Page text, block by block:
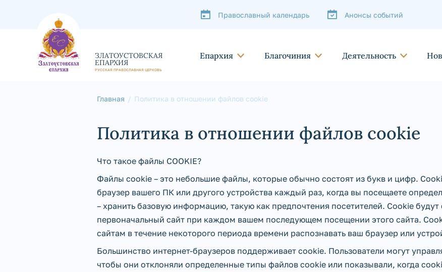
Православный календарь Анонсы событий
ЗЛАТОУСТОВСКАЯ
ЕПАРХИЯ
РУССКАЯ ПРАВОСЛАВНАЯ ЦЕРКОВЬ
Епархия Благочиния Деятельность
Главная Политика в отношении файлов cookie
Политика в отношении файлов cookie
Что такое файлы COOKIE?
Файлы cookie – это небольшие файлы, которые обычно состоят из букв и цифр.
браузер вашего ПК или другого устройства каждый раз, когда вы посещаете
– хранить базовую информацию, такую как предпочтения посетителей. Cookie будут
первоначальный сайт при каждом вашем последующем посещении этого сайта.
сайтам в течение некоторого периода времени распознавать ваш браузер или
Большинство интернет-браузеров поддерживает cookie. Пользователи могут
чтобы они отклоняли определенные типы файлов cookie или показывали, когда